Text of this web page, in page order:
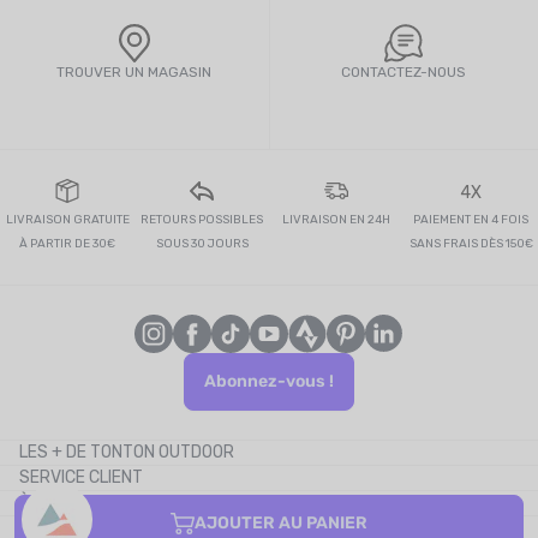
AJOUTER AU PANIER
TROUVER UN MAGASIN CONTACTEZ-NOUS
LIVRAISON GRATUITE
À PARTIR DE 30€
RETOURS POSSIBLES
SOUS 30 JOURS
LIVRAISON EN 24H
4X
PAIEMENT EN 4 FOIS
SANS FRAIS DÈS 150€
Abonnez-vous !
LES + DE TONTON OUTDOOR
Le blog
Le cashback
SERVICE CLIENT
À PROPOS
CONTACTEZ-NOUS